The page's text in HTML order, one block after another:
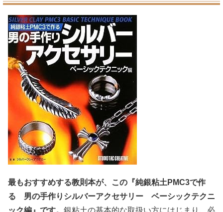
最もおすすめする教則本が、この『純銀粘土PMC3で作
る 男の手作りシルバーアクセサリー ベーシックテクニ